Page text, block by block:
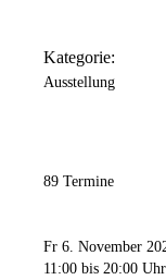
Kategorie:
Ausstellung
89 Termine
Fr 6. November
11:00 bis 20:00 Uhr